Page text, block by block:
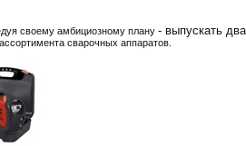
своему амбициозному плану - выпускать
сварочных аппаратов.